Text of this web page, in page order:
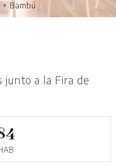
+ Bambú
junto a la Fira de